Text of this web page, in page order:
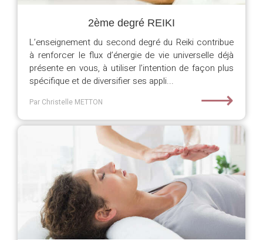
2ème degré REIKI
L’enseignement du second degré du Reiki contribue
à renforcer le flux d’énergie de vie universelle déjà
présente en vous, à utiliser l’intention de façon plus
spécifique et de diversifier ses appli...
Par Christelle METTON ⟶